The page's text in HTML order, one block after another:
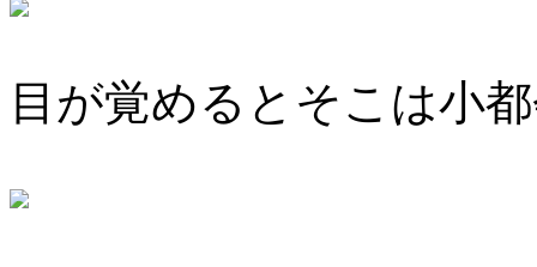
目が覚めるとそこは小